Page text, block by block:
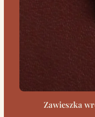
Zawieszka